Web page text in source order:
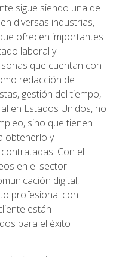
sigue siendo una de
diversas industrias,
ofrecen importantes
laboral y
que cuentan con
redacción de
gestión del tiempo,
en Estados Unidos, no
sino que tienen
obtenerlo y
Con el
en el sector
digital,
profesional con
están
para el éxito